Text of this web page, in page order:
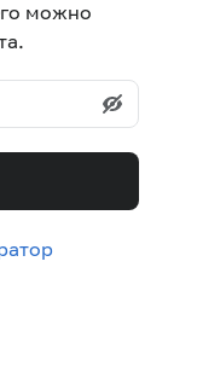
можно